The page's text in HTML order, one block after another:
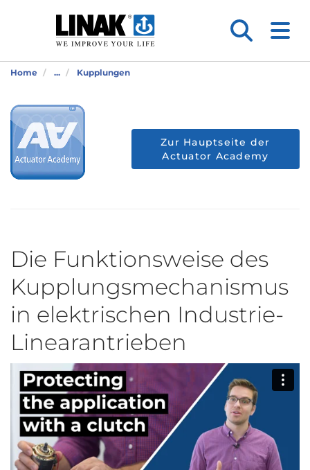
Home ... Kupplungen
Zur Hauptseite der
Actuator Academy
Die Funktionsweise des
Kupplungsmechanismus
in elektrischen Industrie-
Linearantrieben